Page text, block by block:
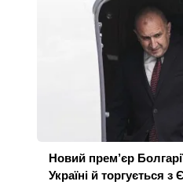
Новий прем’єр
Україні й торгується